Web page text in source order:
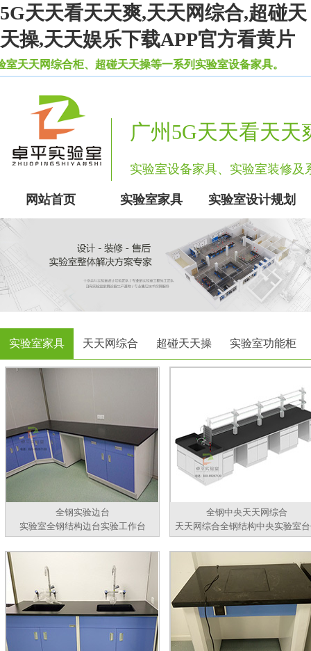
5G天天看天天爽,天天网综合,超碰天
天操,天天娱乐下载APP官方看黄片
合柜、超碰天天操等一系列实验室设备家具。
广州5G天天看天
实验室设备家具、实验室装修
网站首页 实验室家具 实验室设计规划
实验室家具 天天网综合 超碰天天操 实验室功能柜
全钢实验边台
实验室全钢结构边台实验工作台
全钢中央天天网综合
天天网综合全钢结构中央实验室